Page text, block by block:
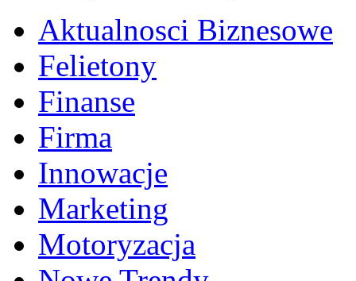
Aktualnosci Biznesowe
Felietony
Finanse
Firma
Innowacje
Marketing
Motoryzacja